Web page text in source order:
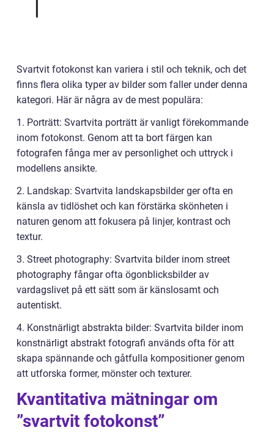
Svartvit fotokonst kan variera i stil och teknik, och det
finns flera olika typer av bilder som faller under denna
kategori. Här är några av de mest populära:
1. Porträtt: Svartvita porträtt är vanligt förekommande
inom fotokonst. Genom att ta bort färgen kan
fotografen fånga mer av personlighet och uttryck i
modellens ansikte.
2. Landskap: Svartvita landskapsbilder ger ofta en
känsla av tidlöshet och kan förstärka skönheten i
naturen genom att fokusera på linjer, kontrast och
textur.
3. Street photography: Svartvita bilder inom street
photography fångar ofta ögonblicksbilder av
vardagslivet på ett sätt som är känslosamt och
autentiskt.
4. Konstnärligt abstrakta bilder: Svartvita bilder inom
konstnärligt abstrakt fotografi används ofta för att
skapa spännande och gåtfulla kompositioner genom
att utforska former, mönster och texturer.
Kvantitativa mätningar om
”svartvit fotokonst”